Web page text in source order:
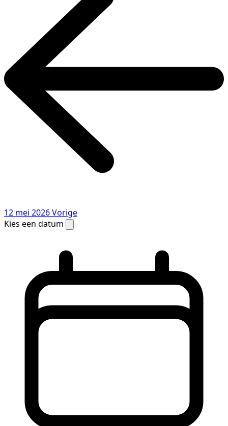
12 mei 2026Vorige
Kies een datum